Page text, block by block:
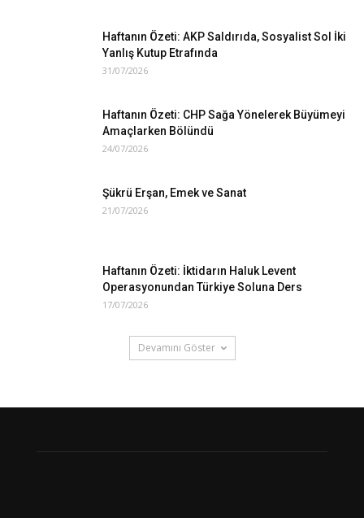
Haftanın Özeti: AKP Saldırıda, Sosyalist Sol İki
Yanlış Kutup Etrafında
31/07/2026
Haftanın Özeti: CHP Sağa Yönelerek Büyümeyi
Amaçlarken Bölündü
24/07/2026
Şükrü Erşan, Emek ve Sanat
21/07/2026
Haftanın Özeti: İktidarın Haluk Levent
Operasyonundan Türkiye Soluna Ders
17/07/2026
Devamını Göster